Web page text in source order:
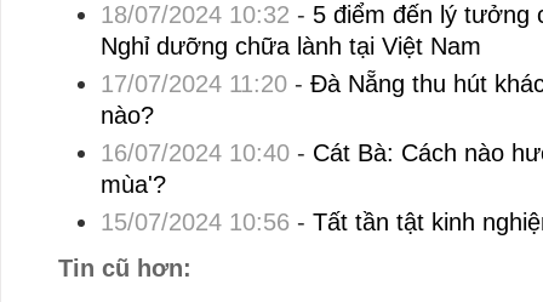
18/07/2024 10:32 - 5 điểm đến lý tưởng
Nghỉ dưỡng chữa lành tại Việt Nam
17/07/2024 11:20- Đà Nẵng thu hút
nào?
16/07/2024 10:40- Cát Bà: Cách nào
mùa'?
15/07/2024 10:56 - Tất tần tật kinh
Tin cũ hơn: